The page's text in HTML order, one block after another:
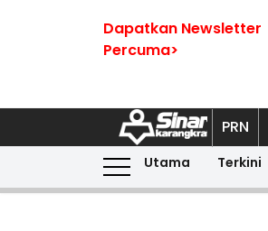
Dapatkan Newsletter
Percuma>
PRN
Utama Terkini